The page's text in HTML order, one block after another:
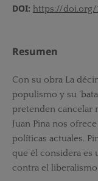
DOI: https://doi.org/
Resumen
Con su obra La
populismo y su
pretenden cancelar
Juan Pina nos
políticas actuales.
que él considera es
contra el liberalismo.